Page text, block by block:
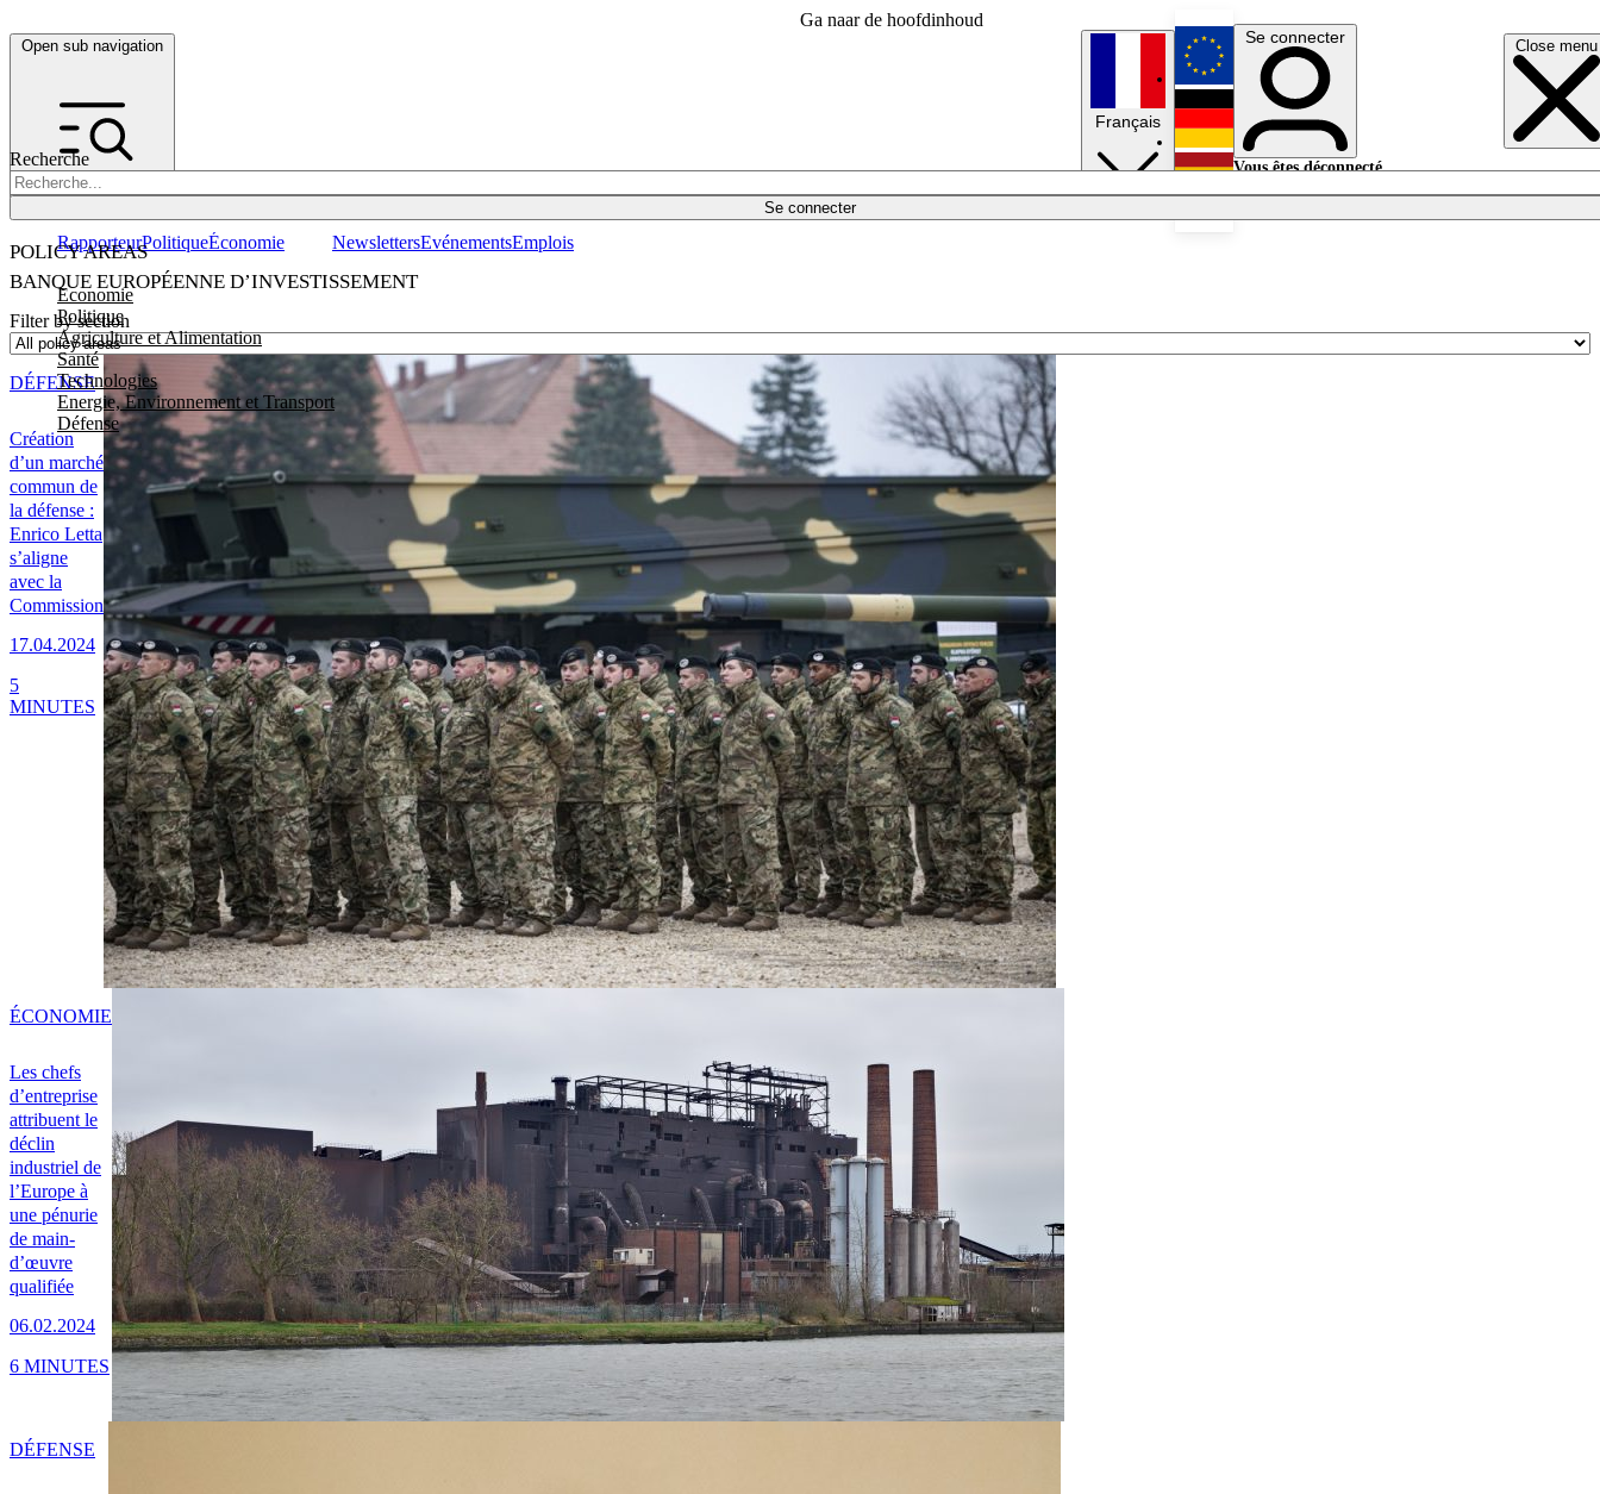
Ga naar de hoofdinhoud
Open sub navigation Close menu
Recherche
Se connecter
POLICY AREAS
Economie
Politique
Agriculture et Alimentation
Santé
Technologies
Energie, Environnement et Transport
Défense
RapporteurPolitiqueÉconomie NewslettersEvénementsEmplois
Français
English
Deutsch
Se connecter
Vous êtes déconnecté.
BANQUE EUROPÉENNE D’INVESTISSEMENT
Filter by section
Création
d’un marché
commun de
la défense :
Enrico Letta
s’aligne
avec la
Commission
17.04.2024
DÉFENSE
5
MINUTES
Les chefs
d’entreprise
attribuent le
déclin
industriel de
l’Europe à
une pénurie
de main-
d’œuvre
qualifiée
06.02.2024
ÉCONOMIE
6 MINUTES
DÉFENSE